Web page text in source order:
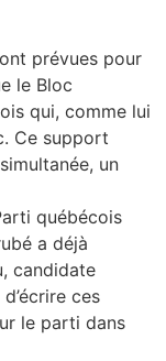
prévues pour
le Bloc
qui, comme lui
Ce support
un
québécois
a déjà
candidate
ces
le parti dans